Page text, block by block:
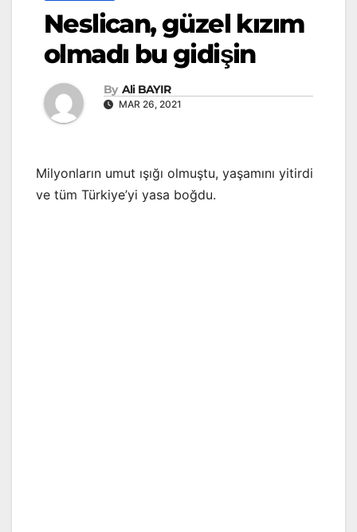
Neslican, güzel kızım
olmadı bu gidişin
By Ali BAYIR
MAR 26, 2021
Milyonların umut ışığı olmuştu, yaşamını yitirdi
ve tüm Türkiye’yi yasa boğdu.